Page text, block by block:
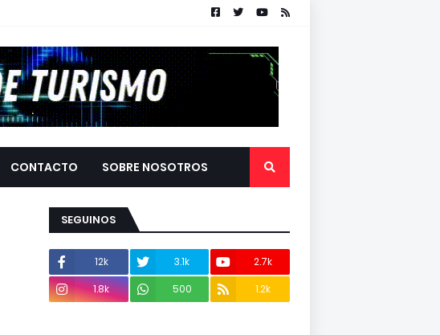
CONTACTO SOBRE NOSOTROS
SEGUINOS
12k 3.1k
2.7k
1.8k
500 1.2k